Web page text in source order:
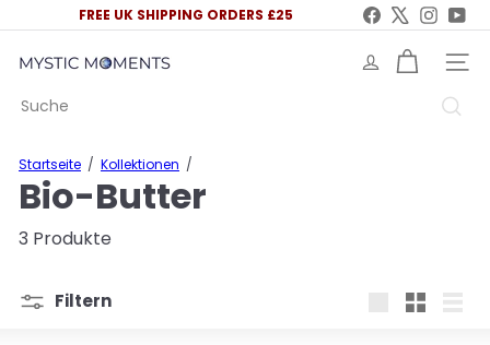
zum
Inhalt
Pause
FREE UK SHIPPING ORDERS £25 Facebook
M
s
c
M
o
m
e
t
s
Suche
Startseite Kollektionen
Bio-Butter
3 Produkte
Filtern
großKlein